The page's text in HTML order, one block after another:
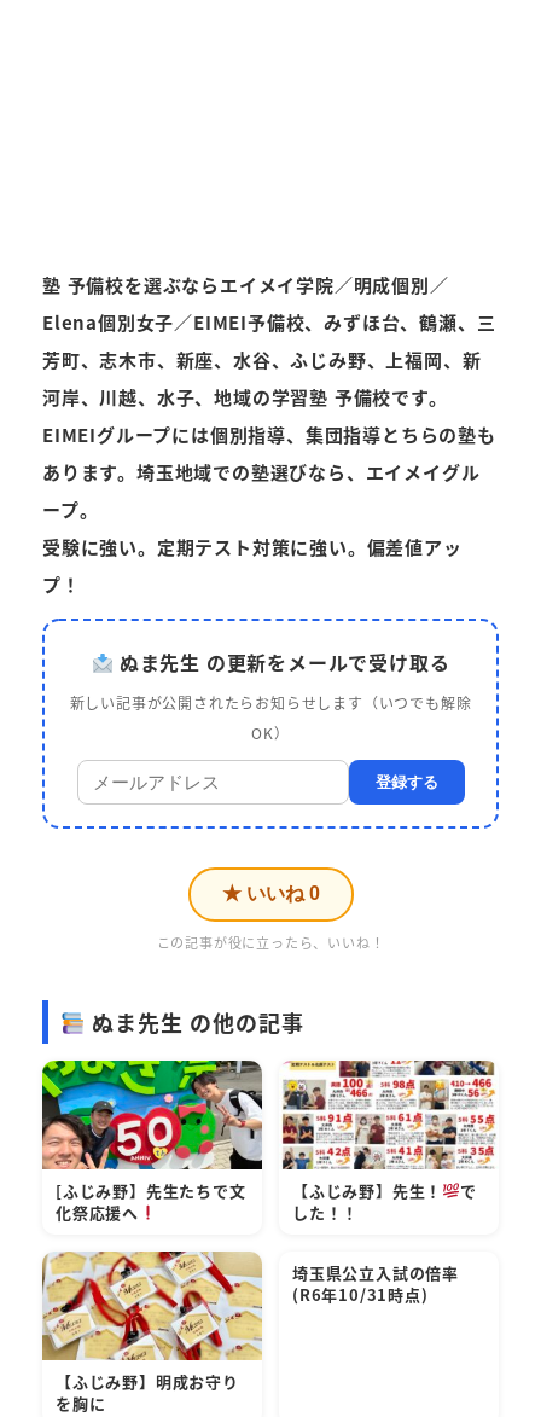
塾 予備校を選ぶならエイメイ学院／明成個別／
Elena個別女子／EIMEI予備校、みずほ台、鶴瀬、三
芳町、志木市、新座、水谷、ふじみ野、上福岡、新
河岸、川越、水子、地域の学習塾 予備校です。
EIMEIグループには個別指導、集団指導とちらの塾も
あります。埼玉地域での塾選びなら、エイメイグル
ープ。
受験に強い。定期テスト対策に強い。偏差値アッ
プ！
ぬま先生 の更新をメールで受け取る
新しい記事が公開されたらお知らせします（いつでも解除
OK）
登録する
★ いいね 0
この記事が役に立ったら、いいね！
ぬま先生 の他の記事
[ふじみ野】先生たちで文
化祭応援へ
【ふじみ野】先生！
で
した！！
【ふじみ野】明成お守り
を胸に
埼玉県公立入試の倍率
(R6年10/31時点)